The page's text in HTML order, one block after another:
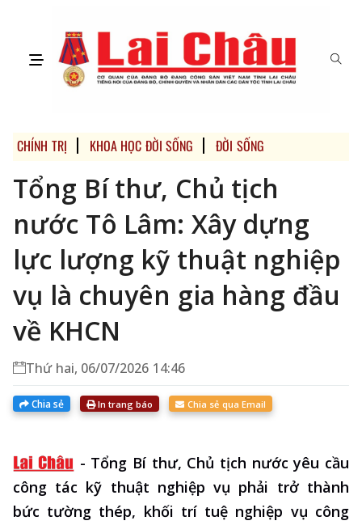
CHÍNH TRỊ KHOA HỌC ĐỜI SỐNG ĐỜI SỐNG
Tổng Bí thư, Chủ tịch
nước Tô Lâm: Xây dựng
lực lượng kỹ thuật nghiệp
vụ là chuyên gia hàng đầu
về KHCN
Thứ hai, 06/07/2026 14:46
Chia sẻ In trang báo Chia sẻ qua Email
- Tổng Bí thư, Chủ tịch nước yêu cầu
công tác kỹ thuật nghiệp vụ phải trở thành
bức tường thép, khối trí tuệ nghiệp vụ công